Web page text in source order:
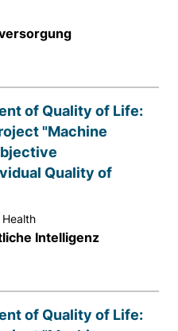
of Quality of Life:
"Machine
Quality of
Intelligenz
of Quality of Life:
mit